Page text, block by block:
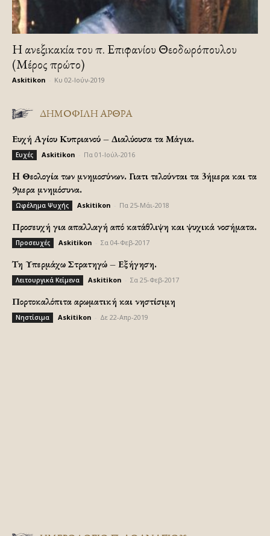
H ανεξικακία του π. Επιφανίου Θεοδωρόπουλου
(Μέρος πρώτο)
Askitikon Κυ 02-Ιούν-2019
ΔΗΜΟΦΙΛΗ ΑΡΘΡΑ
Ευχή Αγίου Κυπριανού – Διαλύουσα τα Μάγια.
Ευχές Askitikon Πα 01-Ιούλ-2016
H Θεολογία των μνημοσύνων. Γιατι τελούνται τα 3ήμερα και τα
9μερα μνημόσυνα.
Ωφέλημα Ψυχής Askitikon Πα 25-Μάι-2018
Προσευχή για απαλλαγή από κατάθλιψη και ψυχικά νοσήματα.
Προσευχές Askitikon Σα 04-Φεβ-2017
Τη Υπερμάχω Στρατηγώ – Εξήγηση.
Λειτουργικά Κείμενα Askitikon Σα 25-Φεβ-2017
Πορτοκαλόπιτα αρωματική και νηστίσιμη
Νηστίσιμα Askitikon Δε 22-Απρ-2019